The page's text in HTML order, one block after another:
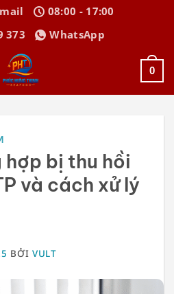
08:00 - 17:00
373
WhatsApp
0
bị thu hồi
và cách xử lý
BỞI VULT